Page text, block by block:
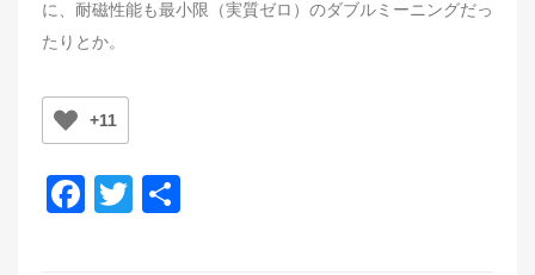
に、耐磁性能も最小限（実質ゼロ）のダブルミーニングだっ
たりとか。
+11
F
T